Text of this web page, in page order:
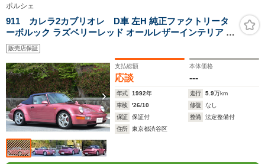
ポルシェ
911 カレラ2カブリオレ D車 左H 純正ファクトリータ
ーボルック ラズベリーレッド オールレザーインテリア パ
ワーシート シートヒーター ネイビーソフトトップ 純正17
インチアルミホイール 整備記録簿 R6/10 エンジンOH実
施
販売店保証
支払総額
応談
本体価格
---
年式 1992年 走行 5.9万km
車検
'26/10 修復
なし
保証
保証付 整備
法定整備付
住所
東京都渋谷区